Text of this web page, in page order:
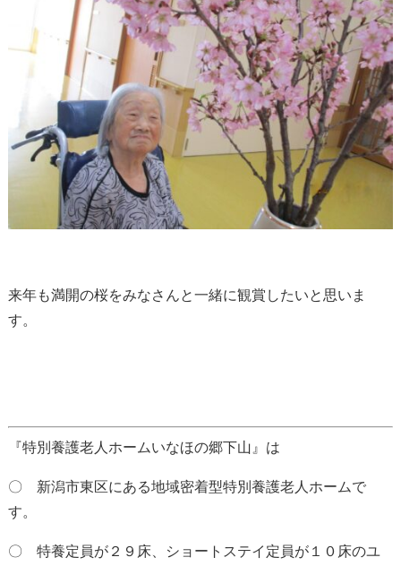
来年も満開の桜をみなさんと一緒に観賞したいと思いま
す。
『特別養護老人ホームいなほの郷下山』は
〇 新潟市東区にある地域密着型特別養護老人ホームで
す。
〇 特養定員が２９床、ショートステイ定員が１０床のユ